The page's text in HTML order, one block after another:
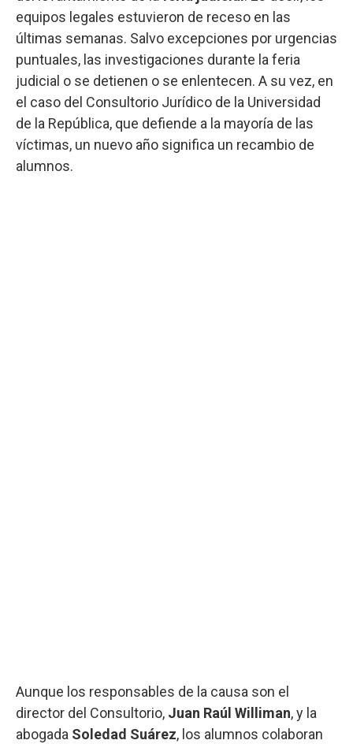
equipos legales estuvieron de receso en las
últimas semanas. Salvo excepciones por urgencias
puntuales, las investigaciones durante la feria
judicial o se detienen o se enlentecen. A su vez, en
el caso del Consultorio Jurídico de la Universidad
de la República, que defiende a la mayoría de las
víctimas, un nuevo año significa un recambio de
alumnos.
Aunque los responsables de la causa son el
director del Consultorio, Juan Raúl Williman, y la
abogada Soledad Suárez, los alumnos colaboran